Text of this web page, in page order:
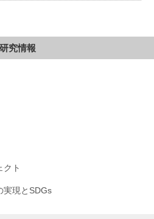
研究情報
クト
実現とSDGs